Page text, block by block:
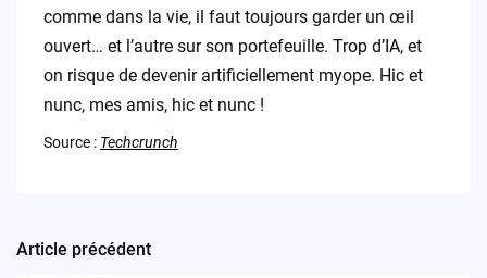
comme dans la vie, il faut toujours garder un œil
ouvert… et l’autre sur son portefeuille. Trop d’IA, et
on risque de devenir artificiellement myope. Hic et
nunc, mes amis, hic et nunc !
Source : Techcrunch
Post
Article précédent